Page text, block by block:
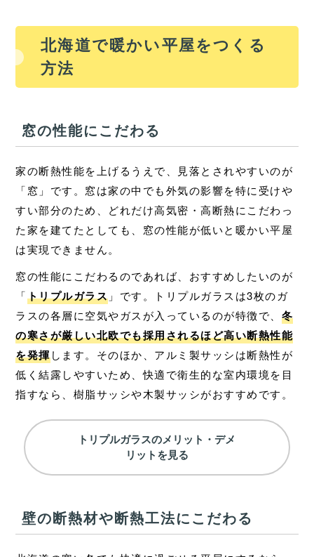
北海道で暖かい平屋をつくる
方法
窓の性能にこだわる
家の断熱性能を上げるうえで、見落とされやすいのが
「窓」です。窓は家の中でも外気の影響を特に受けや
すい部分のため、どれだけ高気密・高断熱にこだわっ
た家を建てたとしても、窓の性能が低いと暖かい平屋
は実現できません。
窓の性能にこだわるのであれば、おすすめしたいのが
「トリプルガラス 」です。トリプルガラスは3枚のガ
ラスの各層に空気やガスが入っているのが特徴で、 冬
の寒さが厳しい北欧でも採用されるほど高い断熱性能
を発揮します。そのほか、アルミ製サッシは断熱性が
低く結露しやすいため、快適で衛生的な室内環境を目
指すなら、樹脂サッシや木製サッシがおすすめです。
トリプルガラスのメリット・デメ
リットを見る
壁の断熱材や断熱工法にこだわる